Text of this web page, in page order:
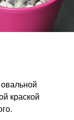
краской